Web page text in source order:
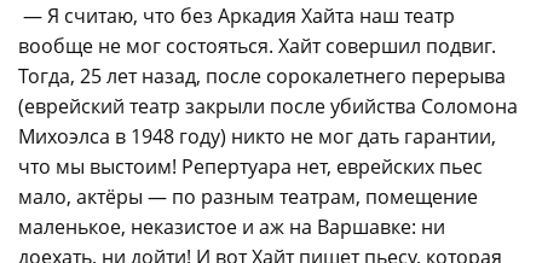
— Я считаю, что без Аркадия Хайта наш театр
вообще не мог состояться. Хайт совершил подвиг.
Тогда, 25 лет назад, после сорокалетнего перерыва
(еврейский театр закрыли после убийства Соломона
Михоэлса в 1948 году) никто не мог дать гарантии,
что мы выстоим! Репертуара нет, еврейских пьес
мало, актёры — по разным театрам, помещение
маленькое, неказистое и аж на Варшавке: ни
доехать, ни дойти! И вот Хайт пишет пьесу, которая